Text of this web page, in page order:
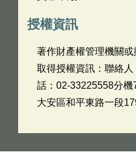
授權資訊
著作財產權管理機關
取得授權資訊：聯絡
話：02-33225558分
大安區和平東路一段